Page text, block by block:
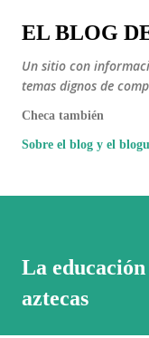
EL BLOG
Un sitio con
temas dignos de
Checa también
Sobre el blog y el
La
aztecas